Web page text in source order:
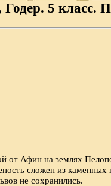
5 класс.
Афин на землях
сложен из каменных
не сохранились.